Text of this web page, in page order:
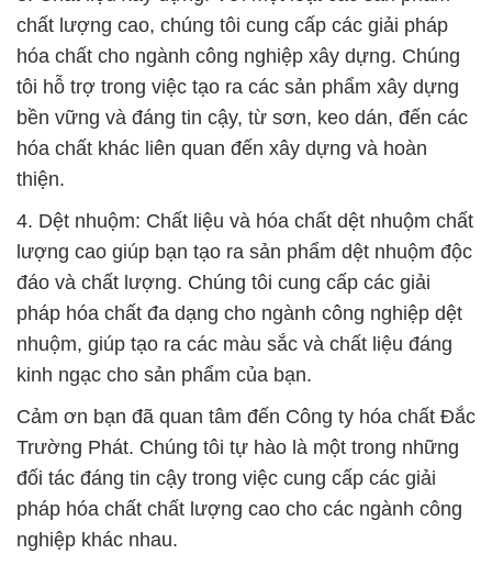
Cảm ơn bạn đã quan tâm đến Công ty hóa chất Đắc
Trường Phát. Chúng tôi tự hào là một trong những
đối tác đáng tin cậy trong việc cung cấp các giải
pháp hóa chất chất lượng cao cho các ngành công
nghiệp khác nhau.
# Đơn vị kinh doanh Σ cung cấp Hóa chất Edta 2na
Þ Ethylenediaminetetracetic Powder Ấn Độ India
# Nơi bán [ phân phối ] Hóa chất Edta 2na Þ
Ethylenediaminetetracetic Powder Ấn Độ India
# Cty chuyên thương mại ≈ bán Hóa chất Edta 2na
Þ Ethylenediaminetetracetic Powder Ấn Độ India
# Cty phân phối ÷ cung cấp Hóa chất Edta 2na Þ
Ethylenediaminetetracetic Powder Ấn Độ India
# Nơi chuyên thương mại – bán Hóa chất Edta 2na
Þ Ethylenediaminetetracetic Powder Ấn Độ India
# Cty chuyên bán ¯ thương mại Hóa chất Edta 2na
Þ Ethylenediaminetetracetic Powder Ấn Độ India
# Đơn vị bán / phân phối Hóa chất Edta 2na Þ